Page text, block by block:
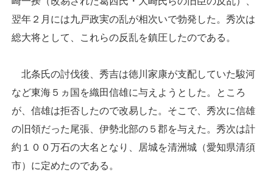
翌年２月には九戸政実の乱が相次いで勃発した。秀次は
総大将として、これらの反乱を鎮圧したのである。
北条氏の討伐後、秀吉は徳川家康が支配していた駿河
など東海５ヵ国を織田信雄に与えようとした。ところ
が、信雄は拒否したので改易した。そこで、秀次に信雄
の旧領だった尾張、伊勢北部の５郡を与えた。秀次は計
約１００万石の大名となり、居城を清洲城（愛知県清須
市）に定めたのである。